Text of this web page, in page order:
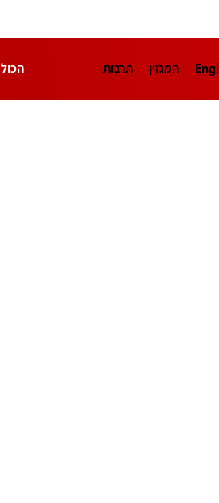
המגזין תרבות הכול